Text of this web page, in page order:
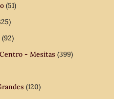
(51)
(92)
- Mesitas (399)
(120)